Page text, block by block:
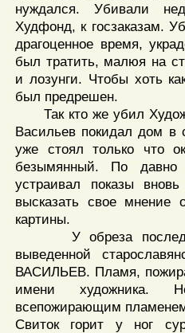
нуждался. Убивали
Худфонд, к госзаказам.
драгоценное время,
был тратить, малюя на
и лозунги. Чтобы хоть
был предрешен.
Так кто же убил
Васильев покидал дом в
уже стоял только что
безымянный. По давно
устраивал показы
высказать свое мнение
картины.
У обреза
выведенной
ВАСИЛЬЕВ. Пламя,
имени художника.
всепожирающим
Свиток горит у ног